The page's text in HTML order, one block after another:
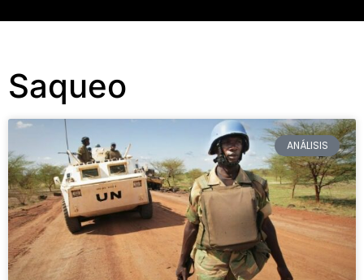
Saqueo
ANÁLISIS